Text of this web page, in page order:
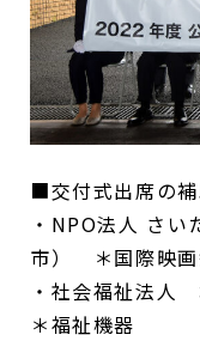
■交付式出席の
・NPO法人 さい
市） ＊国際映
・社会福祉法人
＊福祉機器